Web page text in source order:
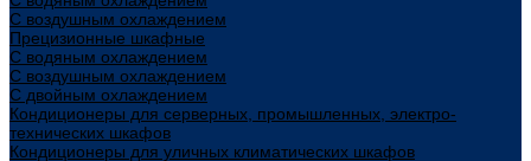
С воздушным охлаждением
Прецизионные шкафные
С водяным охлаждением
С воздушным охлаждением
С двойным охлаждением
Кондиционеры для серверных, промышленных, электро-
технических шкафов
Кондиционеры для уличных климатических шкафов